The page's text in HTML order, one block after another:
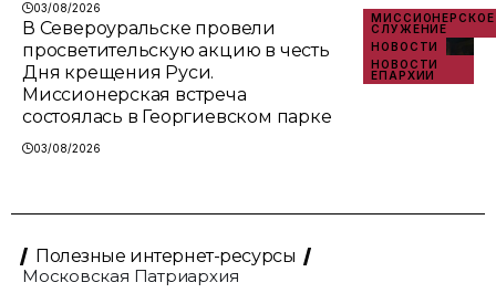
03/08/2026
МИССИОНЕРСКОЕ
СЛУЖЕНИЕ
НОВОСТИ
НОВОСТИ
ЕПАРХИИ
В Североуральске провели
просветительскую акцию в честь
Дня крещения Руси.
Миссионерская встреча
состоялась в Георгиевском парке
03/08/2026
Полезные интернет-ресурсы
Московская Патриархия